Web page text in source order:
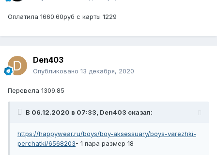
Оплатила 1660.60руб с карты 1229
Den403
Опубликовано 13 декабря, 2020
Перевела 1309.85
В 06.12.2020 в 07:33, Den403 сказал:
https://happywear.ru/boys/boy-aksessuary/boys-varezhki-
perchatki/6568203- 1 пара размер 18